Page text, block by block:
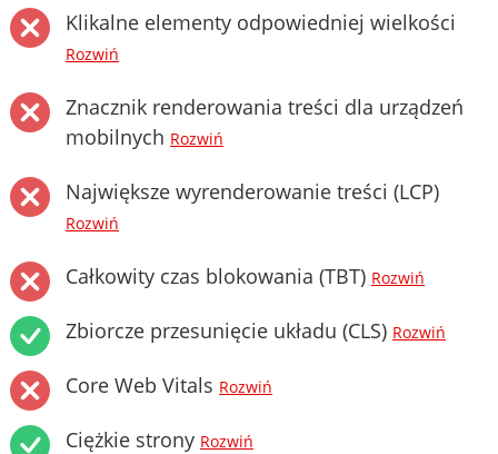
Klikalne elementy odpowiedniej wielkości
Rozwiń
Znacznik renderowania treści dla urządzeń
mobilnych Rozwiń
Największe wyrenderowanie treści (LCP)
Rozwiń
Całkowity czas blokowania (TBT) Rozwiń
Zbiorcze przesunięcie układu (CLS) Rozwiń
Core Web Vitals Rozwiń
Ciężkie strony Rozwiń